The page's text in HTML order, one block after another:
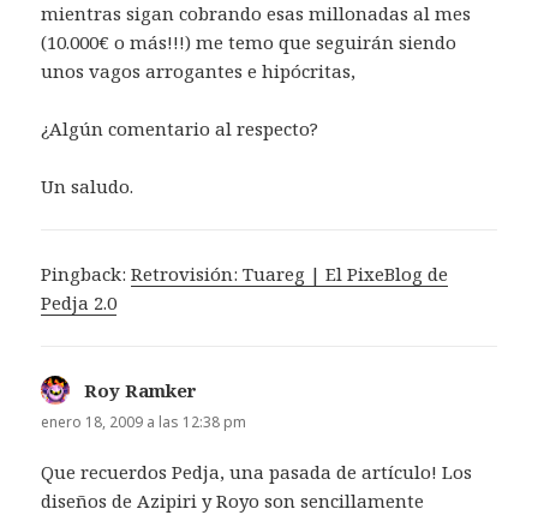
mientras sigan cobrando esas millonadas al mes
(10.000€ o más!!!) me temo que seguirán siendo
unos vagos arrogantes e hipócritas,
¿Algún comentario al respecto?
Un saludo.
Pingback:Retrovisión: Tuareg | El PixeBlog de
Pedja 2.0
Roy Ramker
enero 18, 2009 a las 12:38 pm
Que recuerdos Pedja, una pasada de artículo! Los
diseños de Azipiri y Royo son sencillamente